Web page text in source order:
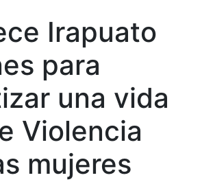
Irapuato
para
una vida
Violencia
mujeres